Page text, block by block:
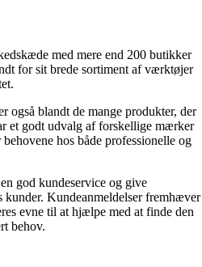
med mere end 200 butikker
for sit brede sortiment af værktøjer
også blandt de mange produkter, der
et godt udvalg af forskellige mærker
hos både professionelle og
god kundeservice og give
kunder. Kundeanmeldelser fremhæver
evne til at hjælpe med at finde den
behov.